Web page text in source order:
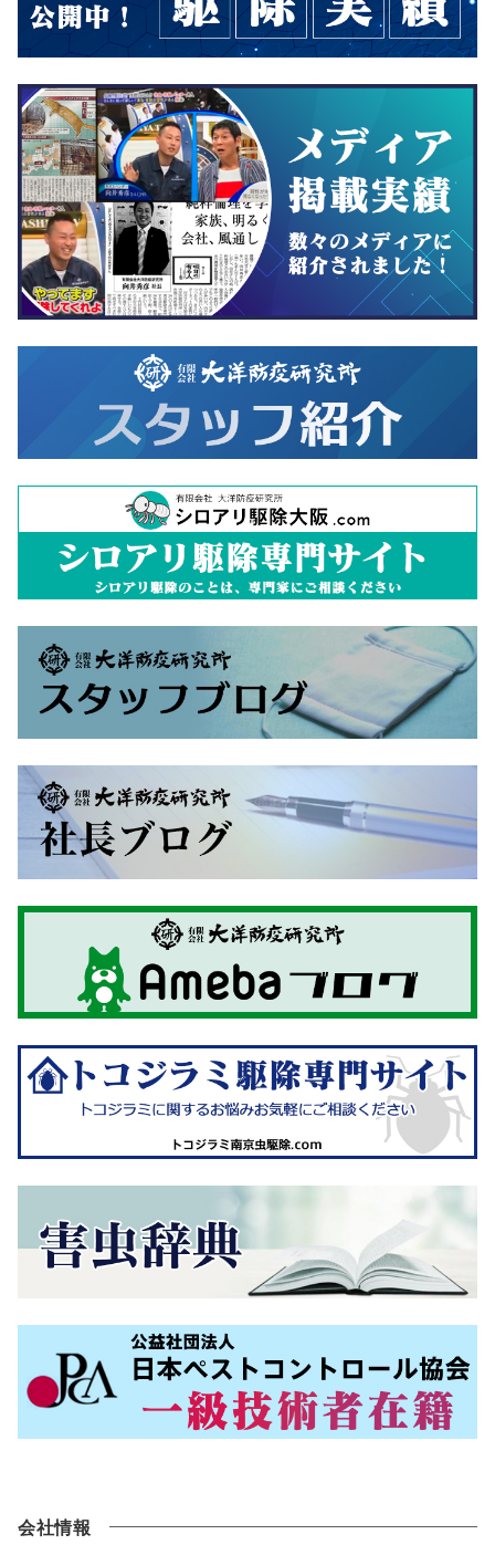
会社情報